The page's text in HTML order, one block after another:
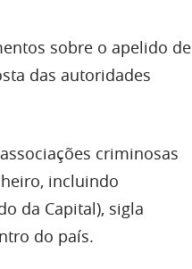
sobre o apelido de
das autoridades
criminosas
incluindo
da Capital), sigla
do país.